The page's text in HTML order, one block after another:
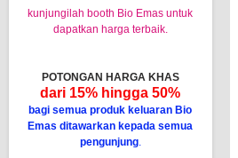
kunjungilah booth Bio Emas untuk
dapatkan harga terbaik.
POTONGAN HARGA KHAS
dari 15% hingga 50%
bagi semua produk keluaran Bio
Emas ditawarkan kepada semua
pengunjung.